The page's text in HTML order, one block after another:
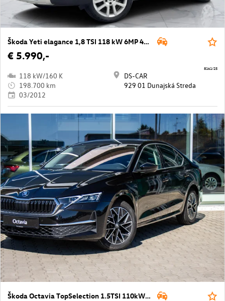
Škoda Yeti elagance 1,8 TSI 118 kW 6MP 4x4
€ 5.990,-
118 kW/160 K
198.700 km
03/2012
DS-CAR
929 01 Dunajská Streda
8161/25
Škoda Octavia TopSelection 1.5TSI 110kW 7DSG e